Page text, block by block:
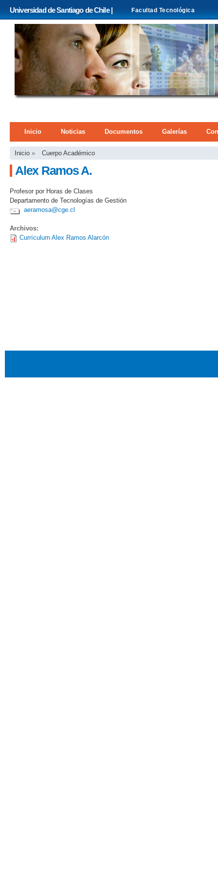
Universidad de Santiago de Chile | Facultad Tecnológica
Menú principal
Inicio Noticias Documentos Galerías
Se encuentra usted aquí
Inicio » Cuerpo Académico
Alex Ramos A.
Profesor por Horas de Clases
Departamento de Tecnologías de Gestión
aeramosa@cge.cl
Archivos:
Currículum Alex Ramos Alarcón